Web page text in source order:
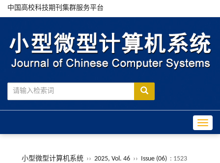
中国高校科技期刊集群服务平台
小型微型计算机系统 ›› 2025, Vol. 46 ›› Issue (06) : 1523